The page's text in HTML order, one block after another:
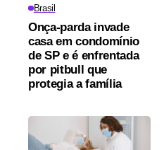
Brasil
Onça-parda invade
casa em condomínio
de SP e é enfrentada
por pitbull que
protegia a família